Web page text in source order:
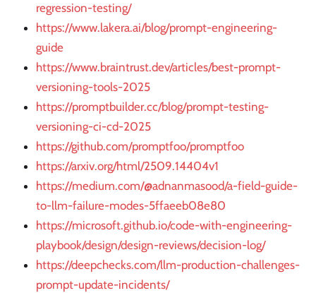
regression-testing/
https://www.lakera.ai/blog/prompt-engineering-
guide
https://www.braintrust.dev/articles/best-prompt-
versioning-tools-2025
https://promptbuilder.cc/blog/prompt-testing-
versioning-ci-cd-2025
https://github.com/promptfoo/promptfoo
https://arxiv.org/html/2509.14404v1
https://medium.com/@adnanmasood/a-field-guide-
to-llm-failure-modes-5ffaeeb08e80
https://microsoft.github.io/code-with-engineering-
playbook/design/design-reviews/decision-log/
https://deepchecks.com/llm-production-challenges-
prompt-update-incidents/